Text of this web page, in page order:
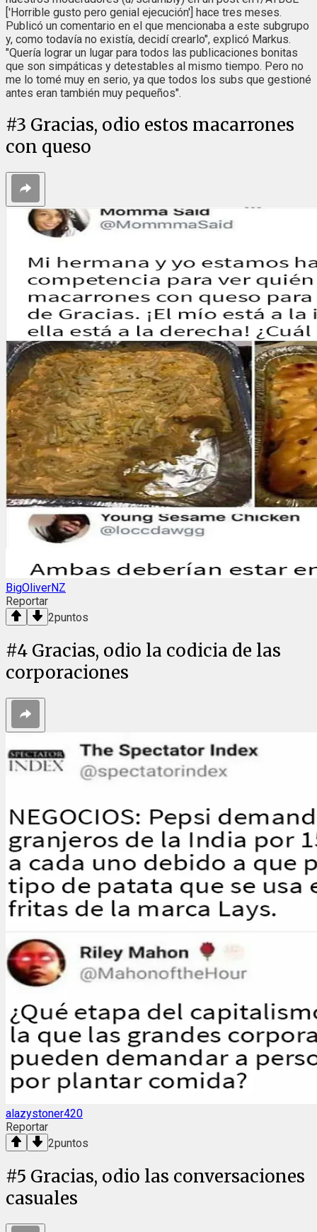
['Horrible gusto pero genial ejecución'] hace tres meses.
Publicó un comentario en el que mencionaba a este subgrupo
y, como todavía no existía, decidí crearlo", explicó Markus.
"Quería lograr un lugar para todos las publicaciones bonitas
que son simpáticas y detestables al mismo tiempo. Pero no
me lo tomé muy en serio, ya que todos los subs que gestioné
antes eran también muy pequeños".
#3 Gracias, odio estos macarrones
con queso
BigOliverNZ
Reportar
2puntos
#4 Gracias, odio la codicia de las
corporaciones
alazystoner420
Reportar
2puntos
#5 Gracias, odio las conversaciones
casuales